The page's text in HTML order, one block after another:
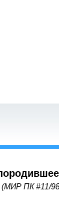
МИР ПК#11/